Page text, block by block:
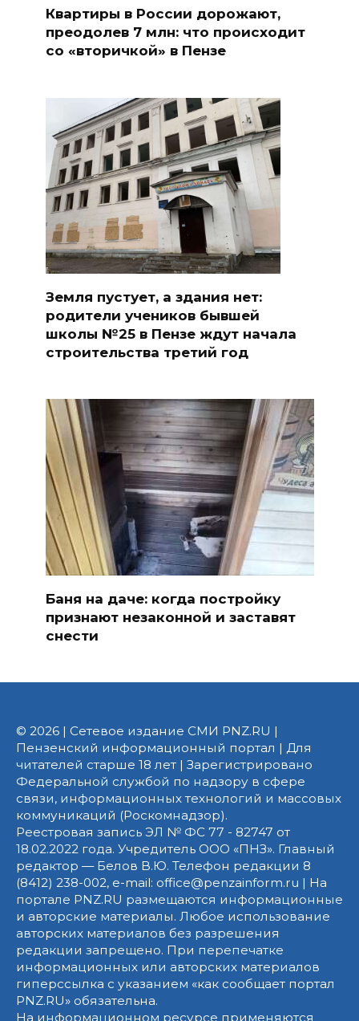
Квартиры в России дорожают,
преодолев 7 млн: что происходит
со «вторичкой» в Пензе
Земля пустует, а здания нет:
родители учеников бывшей
школы №25 в Пензе ждут начала
строительства третий год
Баня на даче: когда постройку
признают незаконной и заставят
снести
© 2026 | Сетевое издание СМИ PNZ.RU |
Пензенский информационный портал | Для
читателей старше 18 лет | Зарегистрировано
Федеральной службой по надзору в сфере
связи, информационных технологий и массовых
коммуникаций (Роскомнадзор).
Реестровая запись ЭЛ № ФС 77 - 82747 от
18.02.2022 года. Учредитель ООО «ПНЗ». Главный
редактор — Белов В.Ю. Телефон редакции 8
(8412) 238-002, e-mail: office@penzainform.ru | На
портале PNZ.RU размещаются информационные
и авторские материалы. Любое использование
авторских материалов без разрешения
редакции запрещено. При перепечатке
информационных или авторских материалов
гиперссылка с указанием «как сообщает портал
PNZ.RU» обязательна.
На информационном ресурсе применяются